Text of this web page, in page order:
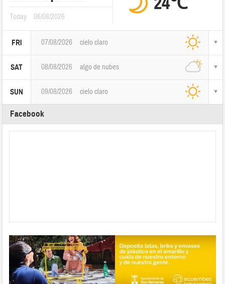
Today 06/08/2026
FRI 07/08/2026 cielo claro
SAT 08/08/2026 algo de nubes
SUN 09/08/2026 cielo claro
Facebook